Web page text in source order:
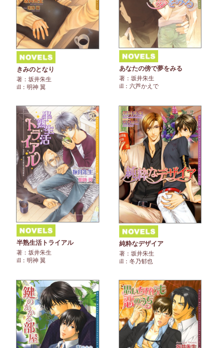
きみのとなり
著：坂井朱生
ill：明神 翼
あなたの傍で夢をみる
著：坂井朱生
ill：六芦かえで
半熟生活トライアル
著：坂井朱生
ill：明神 翼
純粋なデザイア
著：坂井朱生
ill：冬乃郁也